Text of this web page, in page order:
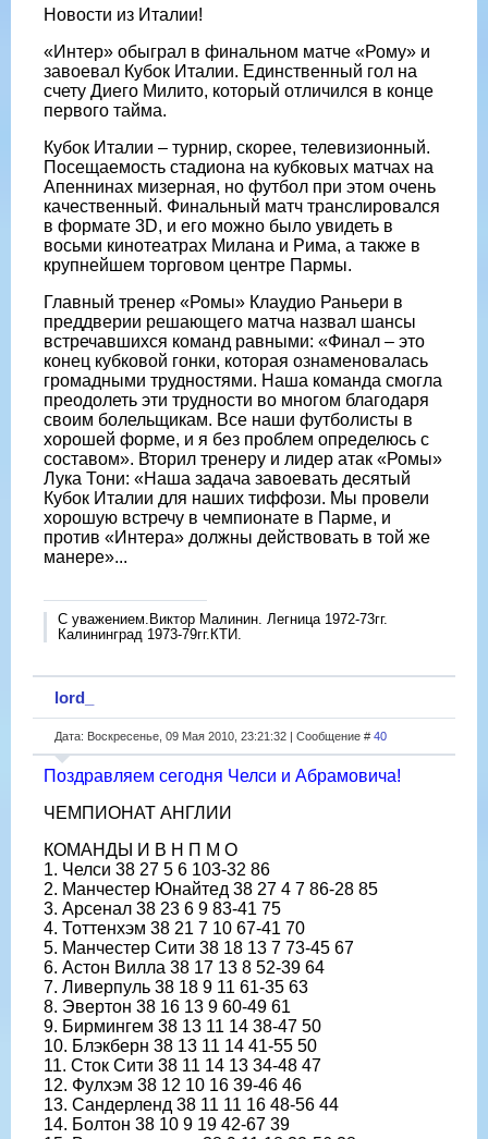
Новости из Италии!
«Интер» обыграл в финальном матче «Рому» и
завоевал Кубок Италии. Единственный гол на
счету Диего Милито, который отличился в конце
первого тайма.
Кубок Италии – турнир, скорее, телевизионный.
Посещаемость стадиона на кубковых матчах на
Апеннинах мизерная, но футбол при этом очень
качественный. Финальный матч транслировался
в формате 3D, и его можно было увидеть в
восьми кинотеатрах Милана и Рима, а также в
крупнейшем торговом центре Пармы.
Главный тренер «Ромы» Клаудио Раньери в
преддверии решающего матча назвал шансы
встречавшихся команд равными: «Финал – это
конец кубковой гонки, которая ознаменовалась
громадными трудностями. Наша команда смогла
преодолеть эти трудности во многом благодаря
своим болельщикам. Все наши футболисты в
хорошей форме, и я без проблем определюсь с
составом». Вторил тренеру и лидер атак «Ромы»
Лука Тони: «Наша задача завоевать десятый
Кубок Италии для наших тиффози. Мы провели
хорошую встречу в чемпионате в Парме, и
против «Интера» должны действовать в той же
манере»...
С уважением.Виктор Малинин. Легница 1972-73гг.
Калининград 1973-79гг.КТИ.
lord_
Дата: Воскресенье, 09 Мая 2010, 23:21:32 | Сообщение # 40
Поздравляем сегодня Челси и Абрамовича!
ЧЕМПИОНАТ АНГЛИИ
КОМАНДЫ И В Н П М О
1. Челси 38 27 5 6 103-32 86
2. Манчестер Юнайтед 38 27 4 7 86-28 85
3. Арсенал 38 23 6 9 83-41 75
4. Тоттенхэм 38 21 7 10 67-41 70
5. Манчестер Сити 38 18 13 7 73-45 67
6. Астон Вилла 38 17 13 8 52-39 64
7. Ливерпуль 38 18 9 11 61-35 63
8. Эвертон 38 16 13 9 60-49 61
9. Бирмингем 38 13 11 14 38-47 50
10. Блэкберн 38 13 11 14 41-55 50
11. Сток Сити 38 11 14 13 34-48 47
12. Фулхэм 38 12 10 16 39-46 46
13. Сандерленд 38 11 11 16 48-56 44
14. Болтон 38 10 9 19 42-67 39